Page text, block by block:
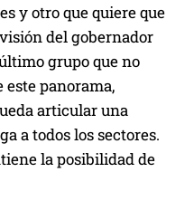
y otro que quiere que
del gobernador
grupo que no
este panorama,
articular una
a todos los sectores.
la posibilidad de